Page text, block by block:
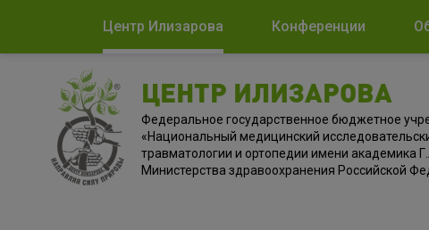
Центр Илизарова Конференции
ЦЕНТР ИЛИЗАРОВА
Федеральное государственное бюджетное
«Национальный медицинский
травматологии и ортопедии имени академика
Министерства здравоохранения Российской